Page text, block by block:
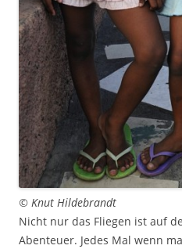
© Knut Hildebrandt
Nicht nur das Fliegen ist auf
Abenteuer. Jedes Mal wenn